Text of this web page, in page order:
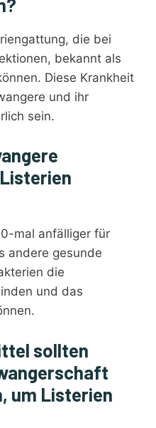
die bei
bekannt als
Diese Krankheit
und ihr
sein.
mal anfälliger für
andere gesunde
die
und das
sollten
um Listerien